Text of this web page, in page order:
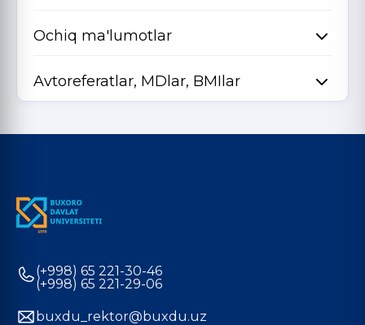
Ochiq ma'lumotlar
Avtoreferatlar, MDlar, BMIlar
(+998) 65 221-30-46
(+998) 65 221-29-06
buxdu_rektor@buxdu.uz